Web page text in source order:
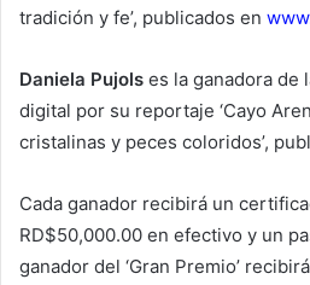
tradición y fe’, publicados en
Daniela Pujols es la ganadora de
digital por su reportaje ‘Cayo
cristalinas y peces coloridos’,
Cada ganador recibirá un
RD$50,000.00 en efectivo y un
ganador del ‘Gran Premio’